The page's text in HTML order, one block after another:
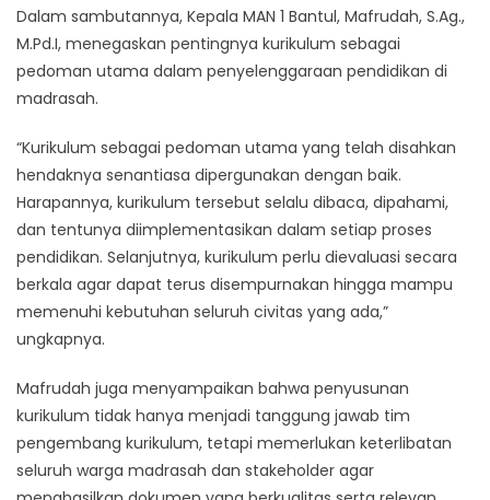
Dalam sambutannya, Kepala MAN 1 Bantul, Mafrudah, S.Ag.,
M.Pd.I, menegaskan pentingnya kurikulum sebagai
pedoman utama dalam penyelenggaraan pendidikan di
madrasah.
“Kurikulum sebagai pedoman utama yang telah disahkan
hendaknya senantiasa dipergunakan dengan baik.
Harapannya, kurikulum tersebut selalu dibaca, dipahami,
dan tentunya diimplementasikan dalam setiap proses
pendidikan. Selanjutnya, kurikulum perlu dievaluasi secara
berkala agar dapat terus disempurnakan hingga mampu
memenuhi kebutuhan seluruh civitas yang ada,”
ungkapnya.
Mafrudah juga menyampaikan bahwa penyusunan
kurikulum tidak hanya menjadi tanggung jawab tim
pengembang kurikulum, tetapi memerlukan keterlibatan
seluruh warga madrasah dan stakeholder agar